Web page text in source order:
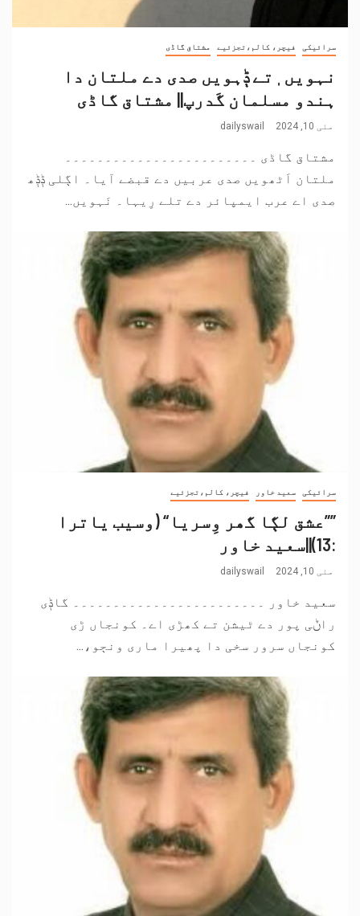
سرائیکی فیچر، کالم،تجزئیے مشتاق گاڈی
نہویں ٖتے ݙہویں صدی دے ملتان دا
ہندو مسلمان گَدرپ|| مشتاق گاڈی
مئی 10, 2024 dailyswail
مشتاق گاڈی ۔۔۔۔۔۔۔۔۔۔۔۔۔۔۔۔۔۔۔۔۔۔۔۔
ملتان اَٹھویں صدی عربیں دے قبضے آیا۔ اڳلی ݙݙھ
صدی اے عرب ایمپائر دے تلے رِیہا۔ نَہویں...
سرائیکی سعید خاور فیچر، کالم،تجزئیے
””عشق لڳا گھر وِسریا“ (وسیب یاترا
:13)||سعید خاور
مئی 10, 2024 dailyswail
سعید خاور ۔۔۔۔۔۔۔۔۔۔۔۔۔۔۔۔۔۔۔۔۔۔۔۔ گاݙی
راݨی پور دے ٹیشن تے کھڑی اے۔ کونجاں ڑی
کونجاں سرور سخی دا پھیرا ماری ونڄو،...